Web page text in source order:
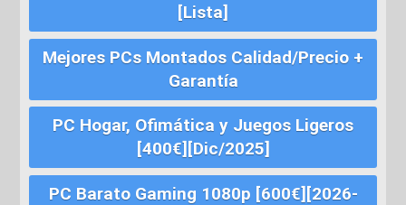
[Lista]
Mejores PCs Montados Calidad/Precio +
Garantía
PC Hogar, Ofimática y Juegos Ligeros
[400€][Dic/2025]
PC Barato Gaming 1080p [600€][2026-